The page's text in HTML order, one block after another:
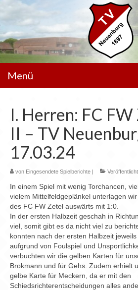
Menü
Spielbetrieb
Mannschaften
Sportanlagen
Sponsoren
Chronik
Archiv
I. Herren: FC
II – TV
17.03.24
von Eingesendete Spielberichte |
In einem Spiel mit wenig Torchancen,
vielem Mittelfeldgeplänkel unterlagen
des FC FW Zetel auswärts mit 1:0.
In der ersten Halbzeit geschah in
viel, somit gibt es da nicht viel zu
konnten nach der ersten Halbzeit
aufgrund von Foulspiel und
verbuchten wir die gelben Karten für
Brokmann und für Gehs. Zudem erhielt
gelbe Karte für Meckern, da er mit den
Schiedsrichterentscheidungen alles